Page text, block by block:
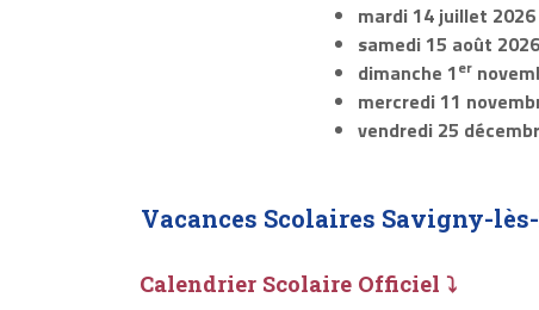
mardi 14 juillet 2026
samedi 15 août 2026
dimanche 1er
mercredi 11
vendredi 25
Vacances Scolaires Savigny-lès-
Calendrier Scolaire Officiel ⤵